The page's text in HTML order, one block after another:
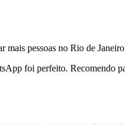
mais pessoas no Rio de
foi perfeito. Recomendo